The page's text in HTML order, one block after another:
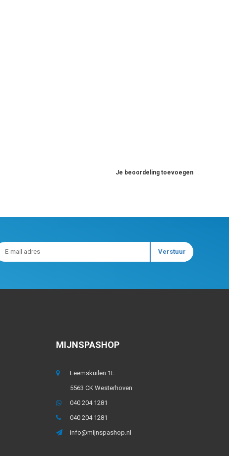
Je beoordeling toevoegen
MIJNSPASHOP
Leemskuilen 1E
5563 CK Westerhoven
040 204 1281
040 204 1281
info@mijnspashop.nl